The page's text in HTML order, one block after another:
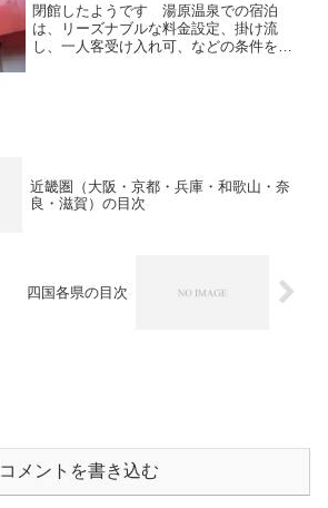
閉館したようです 湯原温泉での宿泊
は、リーズナブルな料金設定、掛け流
し、一人客受け入れ可、などの条件を満
近畿圏（大阪・京都・兵庫・和歌山・奈
良・滋賀）の目次
四国各県の目次
コメントを書き込む